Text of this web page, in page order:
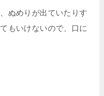
ぬめりが出ていたりす
もいけないので、口に